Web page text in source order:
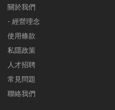
關於我們
- 經營理念
使用條款
私隱政策
人才招聘
常見問題
聯絡我們